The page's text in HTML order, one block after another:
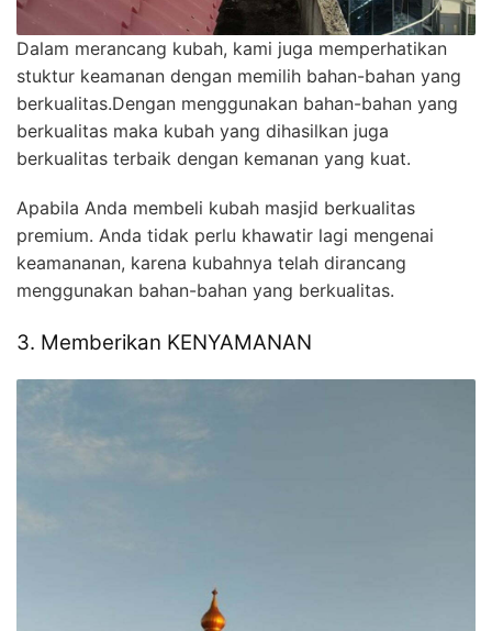
Dalam merancang kubah, kami juga memperhatikan
stuktur keamanan dengan memilih bahan-bahan yang
berkualitas.Dengan menggunakan bahan-bahan yang
berkualitas maka kubah yang dihasilkan juga
berkualitas terbaik dengan kemanan yang kuat.
Apabila Anda membeli kubah masjid berkualitas
premium. Anda tidak perlu khawatir lagi mengenai
keamananan, karena kubahnya telah dirancang
menggunakan bahan-bahan yang berkualitas.
3. Memberikan KENYAMANAN